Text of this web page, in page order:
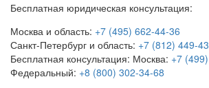
Бесплатная юридическая консультация:
Москва и область: +7 (495) 662-44-36
Санкт-Петербург и область: +7 (812) 449-
Бесплатная консультация: Москва: +7
Федеральный: +8 (800) 302-34-68